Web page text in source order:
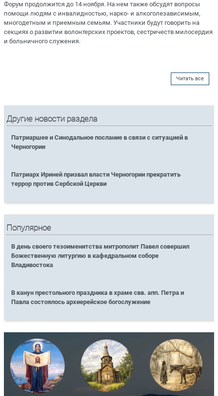
Форум продолжится до 14 ноября. На нем также обсудят вопросы
помощи людям с инвалидностью, нарко- и алкоголезависимым,
многодетным и приемным семьям. Участники будут говорить на
секциях о развитии волонтерских проектов, сестричеств милосердия
и больничного служения.
Читать все
Другие новости раздела
Патриаршее и Синодальное послание в связи с ситуацией в
Черногории
Патриарх Ириней призвал власти Черногории прекратить
террор против Сербской Церкви
Популярное
В день своего тезоименитства митрополит Павел совершил
Божественную литургию в кафедральном соборе
Владивостока
В канун престольного праздника в храме свв. апп. Петра и
Павла состоялось архиерейское богослужение